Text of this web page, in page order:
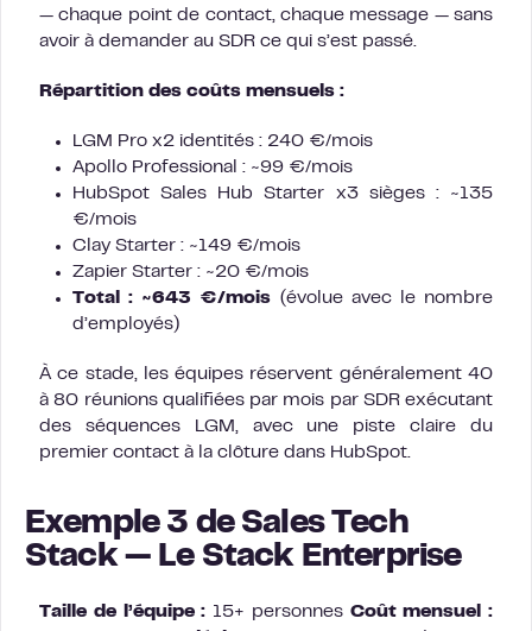
— chaque point de contact, chaque message — sans
avoir à demander au SDR ce qui s’est passé.
Répartition des coûts mensuels :
LGM Pro x2 identités : 240 €/mois
Apollo Professional : ~99 €/mois
HubSpot Sales Hub Starter x3 sièges : ~135
€/mois
Clay Starter : ~149 €/mois
Zapier Starter : ~20 €/mois
Total : ~643 €/mois (évolue avec le nombre
d’employés)
À ce stade, les équipes réservent généralement 40
à 80 réunions qualifiées par mois par SDR exécutant
des séquences LGM, avec une piste claire du
premier contact à la clôture dans HubSpot.
Exemple 3 de Sales Tech
Stack — Le Stack Enterprise
Taille de l’équipe : 15+ personnes Coût mensuel :